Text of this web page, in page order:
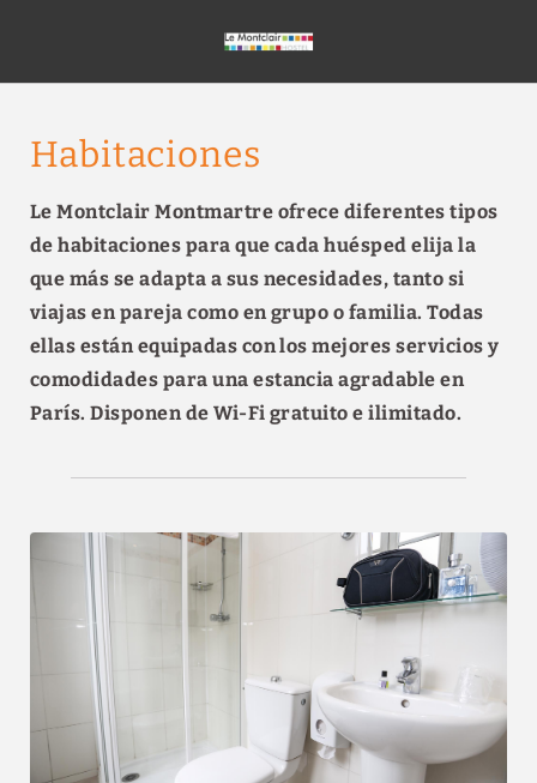
Habitaciones
Le Montclair Montmartre ofrece diferentes tipos
de habitaciones para que cada huésped elija la
que más se adapta a sus necesidades, tanto si
viajas en pareja como en grupo o familia. Todas
ellas están equipadas con los mejores servicios y
comodidades para una estancia agradable en
París. Disponen de Wi-Fi gratuito e ilimitado.